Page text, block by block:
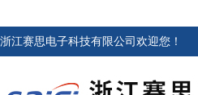
浙江赛思电子科技有限公司欢迎您！